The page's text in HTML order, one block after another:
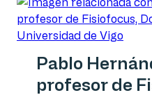
Pablo
profesor de